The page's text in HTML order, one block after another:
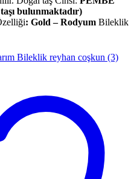
bulunmaktadır)
: Gold – Rodyum Bileklik